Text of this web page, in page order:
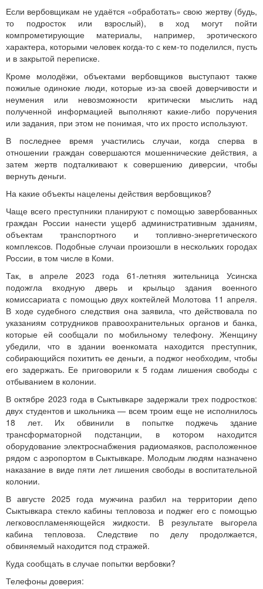
Если вербовщикам не удаётся «обработать» свою жертву (будь,
то подросток или взрослый), в ход могут пойти
компрометирующие материалы, например, эротического
характера, которыми человек когда-то с кем-то поделился, пусть
и в закрытой переписке.
Кроме молодёжи, объектами вербовщиков выступают также
пожилые одинокие люди, которые из-за своей доверчивости и
неумения или невозможности критически мыслить над
полученной информацией выполняют какие-либо поручения
или задания, при этом не понимая, что их просто используют.
В последнее время участились случаи, когда сперва в
отношении граждан совершаются мошеннические действия, а
затем жертв подталкивают к совершению диверсии, чтобы
вернуть деньги.
На какие объекты нацелены действия вербовщиков?
Чаще всего преступники планируют с помощью завербованных
граждан России нанести ущерб административным зданиям,
объектам транспортного и топливно-энергетического
комплексов. Подобные случаи произошли в нескольких городах
России, в том числе в Коми.
Так, в апреле 2023 года 61-летняя жительница Усинска
подожгла входную дверь и крыльцо здания военного
комиссариата с помощью двух коктейлей Молотова 11 апреля.
В ходе судебного следствия она заявила, что действовала по
указаниям сотрудников правоохранительных органов и банка,
которые ей сообщали по мобильному телефону. Женщину
убедили, что в здании военкомата находится преступник,
собирающийся похитить ее деньги, а поджог необходим, чтобы
его задержать. Ее приговорили к 5 годам лишения свободы с
отбыванием в колонии.
В октябре 2023 года в Сыктывкаре задержали трех подростков:
двух студентов и школьника — всем троим еще не исполнилось
18 лет. Их обвинили в попытке поджечь здание
трансформаторной подстанции, в котором находится
оборудование электроснабжения радиомаяков, расположенное
рядом с аэропортом в Сыктывкаре. Молодым людям назначено
наказание в виде пяти лет лишения свободы в воспитательной
колонии.
В августе 2025 года мужчина разбил на территории депо
Сыктывкара стекло кабины тепловоза и поджег его с помощью
легковоспламеняющейся жидкости. В результате выгорела
кабина тепловоза. Следствие по делу продолжается,
обвиняемый находится под стражей.
Куда сообщать в случае попытки вербовки?
Телефоны доверия: